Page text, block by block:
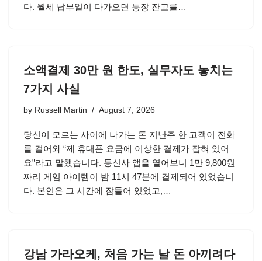
다. 월세 납부일이 다가오면 통장 잔고를…
소액결제 30만 원 한도, 실무자도 놓치는
7가지 사실
by Russell Martin August 7, 2026
당신이 모르는 사이에 나가는 돈 지난주 한 고객이 전화
를 걸어와 “제 휴대폰 요금에 이상한 결제가 잡혀 있어
요”라고 말했습니다. 통신사 앱을 열어보니 1만 9,800원
짜리 게임 아이템이 밤 11시 47분에 결제되어 있었습니
다. 본인은 그 시간에 잠들어 있었고,…
강남 가라오케, 처음 가는 날 돈 아끼려다